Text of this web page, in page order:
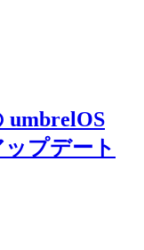
umbrelOS
ップデート